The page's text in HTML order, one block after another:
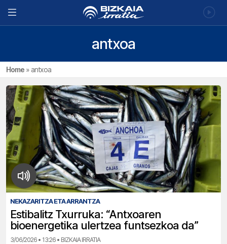
antxoa
Home » antxoa
NEKAZARITZA ETA ARRANTZA
Estibalitz Txurruka: “Antxoaren
bioenergetika ulertzea funtsezkoa da”
3/06/2026 • 13:26 • BIZKAIA IRRATIA